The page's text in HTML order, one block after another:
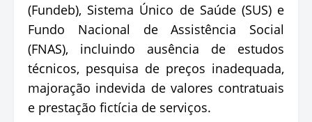
(Fundeb), Sistema Único de Saúde (SUS) e
Fundo Nacional de Assistência Social
(FNAS), incluindo ausência de estudos
técnicos, pesquisa de preços inadequada,
majoração indevida de valores contratuais
e prestação fictícia de serviços.